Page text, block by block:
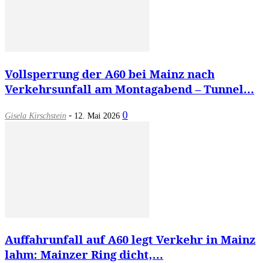
Vollsperrung der A60 bei Mainz nach
Verkehrsunfall am Montagabend – Tunnel...
Gisela Kirschstein - 12. Mai 2026 0
Auffahrunfall auf A60 legt Verkehr in Mainz
lahm: Mainzer Ring dicht,...